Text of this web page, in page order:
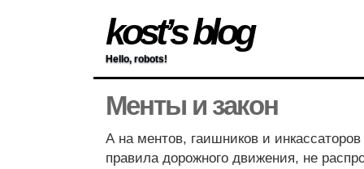
kost’s blog
Hello, robots!
Менты и закон
А на ментов, гаишников и инкассаторов
правила дорожного движения, не